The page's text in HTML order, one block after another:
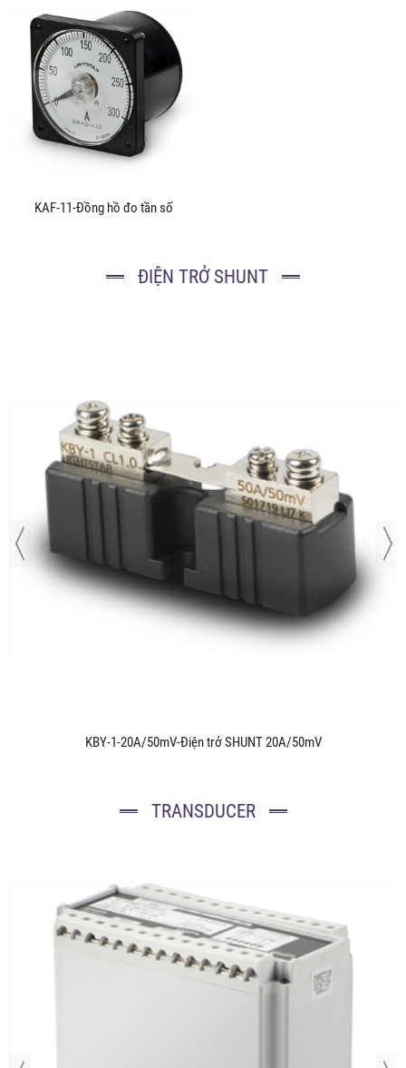
KAF-11-Đồng hồ đo tần số
ĐIỆN TRỞ SHUNT
KBY-1-20A/50mV-Điện trở SHUNT 20A/50mV
TRANSDUCER